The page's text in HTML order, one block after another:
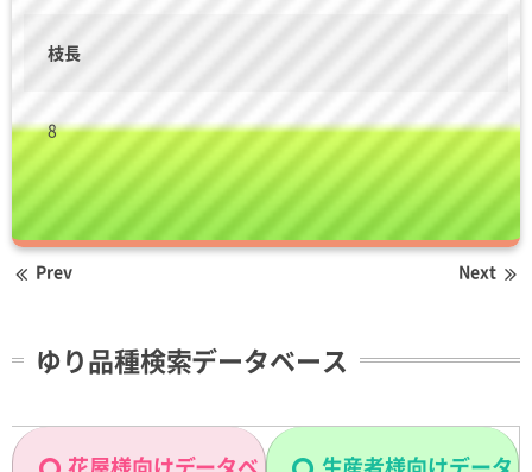
枝長
8
Prev Next
ゆり品種検索データベース